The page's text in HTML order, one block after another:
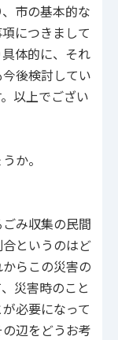
市の基本的な
につきまして
体的に、それ
後検討してい
以上でござい
か。
み収集の民間
というのはど
らこの災害の
災害時のこと
必要になって
辺をどうお考